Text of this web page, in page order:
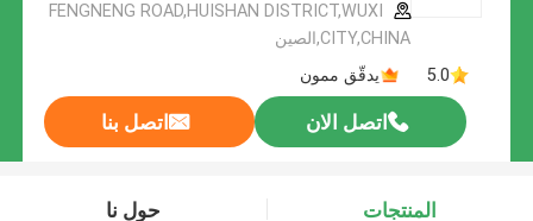
FENGNENG ROAD,HUISHAN DISTRICT,WUXI
CITY,CHINA,الصين
5.0
يدقّق ممون
اتصل الان اتصل بنا
المنتجات حول نا